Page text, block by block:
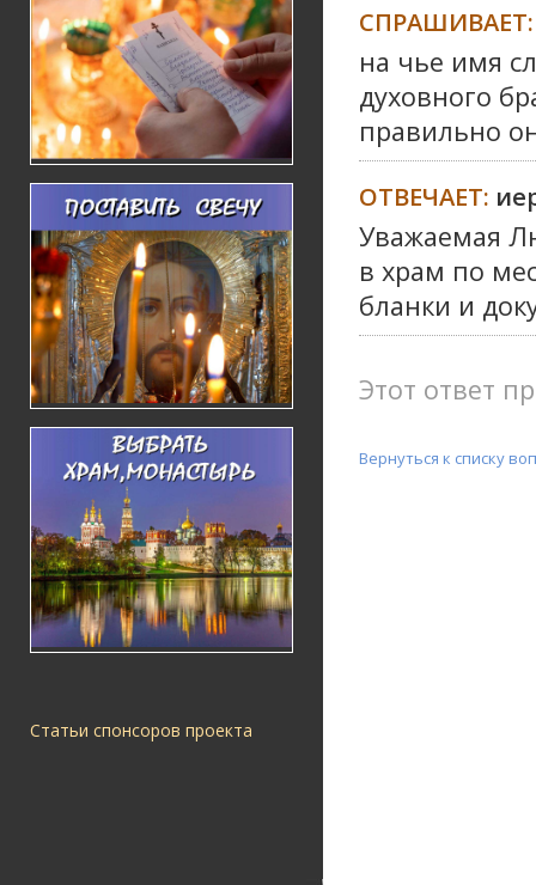
Статьи спонсоров проекта
СПРАШИВАЕТ:
на чье имя
духовного
правильно
ОТВЕЧАЕТ:
Уважаемая
в храм по
бланки и
Этот ответ
Вернуться к списку